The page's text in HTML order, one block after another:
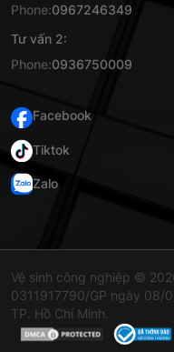
Phone:0967246349
Tư vấn 2:
Phone:0936750009
Facebook
Tiktok
Zalo
Vệ sinh công nghiệp ©
0311917790/GP ngày 08/
TP. Hồ Chí Minh.